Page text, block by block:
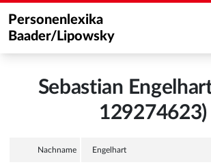
Personenlexika
Baader/Lipowsky
Sebastian
129274623)
Nachname Engelhart